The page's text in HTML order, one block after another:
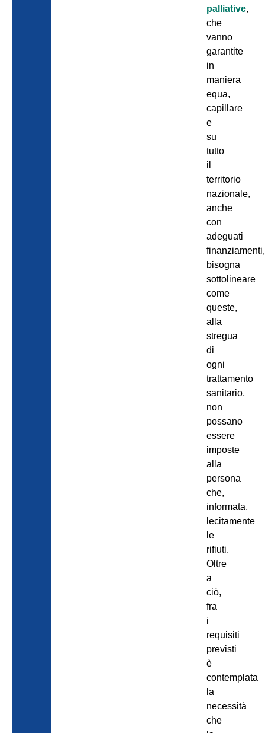
palliative,
che
vanno
garantite
in
maniera
equa,
capillare
e
su
tutto
il
territorio
nazionale,
anche
con
adeguati
finanziamenti,
bisogna
sottolineare
come
queste,
alla
stregua
di
ogni
trattamento
sanitario,
non
possano
essere
imposte
alla
persona
che,
informata,
lecitamente
le
rifiuti.
Oltre
a
ciò,
fra
i
requisiti
previsti
è
contemplata
la
necessità
che